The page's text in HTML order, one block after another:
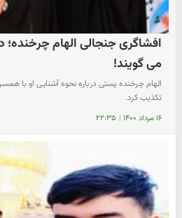
افشاگری جنجالی الهام
می گویند!
الهام چرخنده پستی درباره نحوه آشنایی او با
تکذیب کرد.
۱۶ مرداد ۱۴۰۰ | ۲۲:۳۵